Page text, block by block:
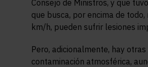
Consejo de Ministros, y que
que busca, por encima de
km/h, pueden sufrir lesiones
Pero, adicionalmente, hay
contaminación atmosférica,